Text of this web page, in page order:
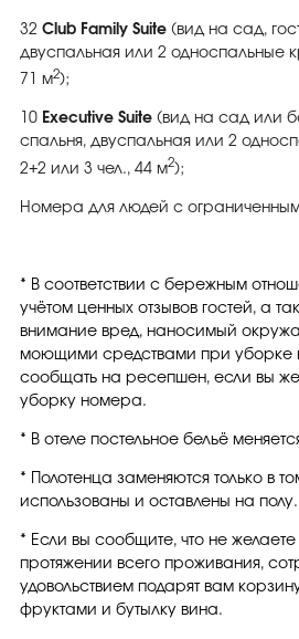
32 Club Family Suite (вид на сад,
двуспальная или 2 односпальные
71 м2);
10 Executive Suite (вид на сад или
спальня, двуспальная или 2
2+2 или 3 чел., 44 м2);
Номера для людей с
* В соответствии с бережным
учётом ценных отзывов гостей, а
внимание вред, наносимый
моющими средствами при уборке
сообщать на ресепшен, если вы
уборку номера.
* В отеле постельное бельё
* Полотенца заменяются только в
использованы и оставлены на полу.
* Если вы сообщите, что не
протяжении всего проживания,
удовольствием подарят вам
фруктами и бутылку вина.